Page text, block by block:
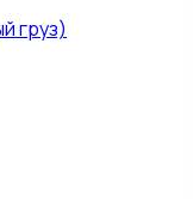
груз)